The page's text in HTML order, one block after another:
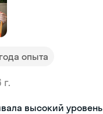
опыта
г.
высокий уровень